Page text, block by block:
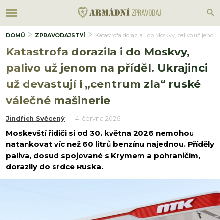
DOMŮ ZPRAVODAJSTVÍ Katastrofa dorazila i do Moskvy, palivo už
Katastrofa dorazila i do Moskvy,
palivo už jenom na příděl. Ukrajinci
už devastují i „centrum zla“ ruské
válečné mašinerie
Jindřich Svěcený 4. června 2026
Moskevští řidiči si od 30. května 2026 nemohou
natankovat víc než 60 litrů benzínu najednou. Příděly
paliva, dosud spojované s Krymem a pohraničím,
dorazily do srdce Ruska.